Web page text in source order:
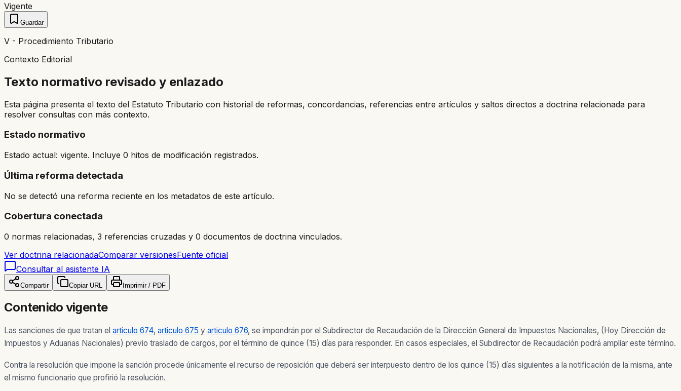
Vigente
Guardar
V - Procedimiento Tributario
Contexto Editorial
Texto normativo revisado y enlazado
Esta página presenta el texto del Estatuto Tributario con historial de reformas, concordancias, referencias entre artículos y saltos directos a doctrina relacionada para
resolver consultas con más contexto.
Estado normativo
Estado actual: vigente. Incluye 0 hitos de modificación registrados.
Última reforma detectada
No se detectó una reforma reciente en los metadatos de este artículo.
Cobertura conectada
0 normas relacionadas, 3 referencias cruzadas y 0 documentos de doctrina vinculados.
Ver doctrina relacionadaComparar versionesFuente oficial
Consultar al asistente IA
Compartir Copiar URL Imprimir / PDF
Contenido vigente
Las sanciones de que tratan el artículo 674, articulo 675 y articulo 676, se impondrán por el Subdirector de Recaudación de la Dirección General de Impuestos Nacionales, (Hoy Dirección de
Impuestos y Aduanas Nacionales) previo traslado de cargos, por el término de quince (15) días para responder. En casos especiales, el Subdirector de Recaudación podrá ampliar este término.
Contra la resolución que impone la sanción procede únicamente el recurso de reposición que deberá ser interpuesto dentro de los quince (15) días siguientes a la notificación de la misma, ante
el mismo funcionario que profirió la resolución.